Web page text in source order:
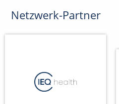
Netzwerk-Partner